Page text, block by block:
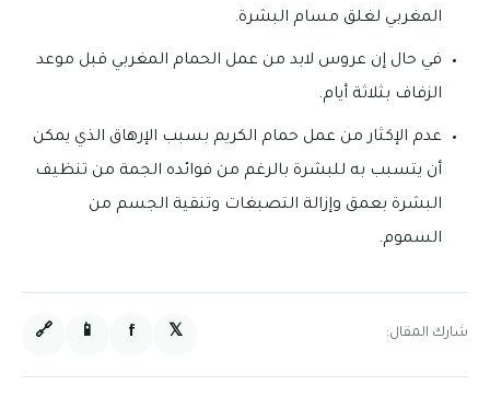
المغربي لغلق مسام البشرة.
في حال إن عروس لابد من عمل الحمام المغربي قبل موعد
الزفاف بثلاثة أيام.
عدم الإكثار من عمل حمام الكريم بسبب الإرهاق الذي يمكن
أن يتسبب به للبشرة بالرغم من فوائده الجمة من تنظيف
البشرة بعمق وإزالة التصبغات وتنقية الجسم من
السموم.
شارك المقال: 𝕏
f
📱
🔗